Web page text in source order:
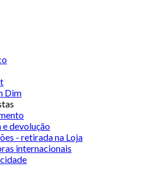
Dim
devolução
- retirada na Loja
internacionais